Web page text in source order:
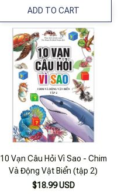
ADD TO CART
10 Vạn Câu Hỏi Vì Sao - Chim
Và Động Vật Biển (tập 2)
$18.99 USD